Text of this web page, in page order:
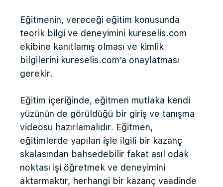
Eğitmenin, vereceği eğitim konusunda
teorik bilgi ve deneyimini kureselis.com
ekibine kanıtlamış olması ve kimlik
bilgilerini kureselis.com’a onaylatması
gerekir.
Eğitim içeriğinde, eğitmen mutlaka kendi
yüzünün de görüldüğü bir giriş ve tanışma
videosu hazırlamalıdır. Eğitmen,
eğitimlerde yapılan işle ilgili bir kazanç
skalasından bahsedebilir fakat asıl odak
noktası işi öğretmek ve deneyimini
aktarmaktır, herhangi bir kazanç vaadinde